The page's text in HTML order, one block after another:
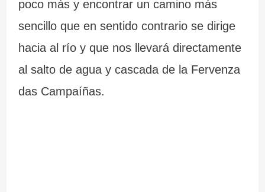
poco más y encontrar un camino más
sencillo que en sentido contrario se dirige
hacia al río y que nos llevará directamente
al salto de agua y cascada de la Fervenza
das Campaíñas.